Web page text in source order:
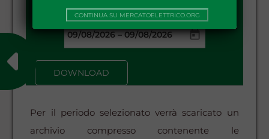
CONTINUA SU MERCATOELETTRICO.ORG
DATA DA - A:
–
DOWNLOAD
Per il periodo selezionato verrà scaricato un
archivio compresso contenente le